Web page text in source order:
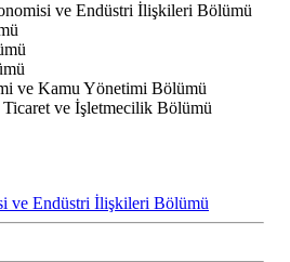
ve Endüstri İlişkileri Bölümü
ve Kamu Yönetimi Bölümü
Ticaret ve İşletmecilik Bölümü
ve Endüstri İlişkileri Bölümü